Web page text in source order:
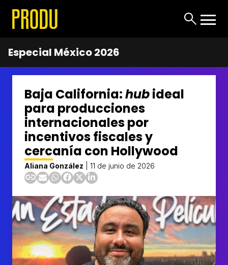
Especial México 2026
Baja California:hubideal
para producciones
internacionales por
incentivos fiscales y
cercanía con Hollywood
Aliana González 11 de junio de 2026